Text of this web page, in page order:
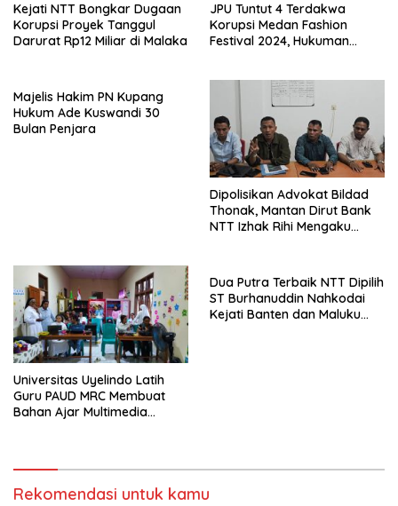
Kejati NTT Bongkar Dugaan
Korupsi Proyek Tanggul
Darurat Rp12 Miliar di Malaka
JPU Tuntut 4 Terdakwa
Korupsi Medan Fashion
Festival 2024, Hukuman
Majelis Hakim PN Kupang
Hukum Ade Kuswandi 30
Bulan Penjara
Dipolisikan Advokat Bildad
Thonak, Mantan Dirut Bank
NTT Izhak Rihi Mengaku
Universitas Uyelindo Latih
Guru PAUD MRC Membuat
Bahan Ajar Multimedia
Dua Putra Terbaik NTT Dipilih
ST Burhanuddin Nahkodai
Kejati Banten dan Maluku
Rekomendasi untuk kamu